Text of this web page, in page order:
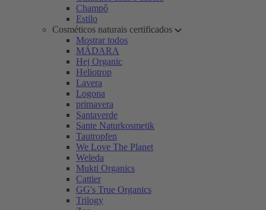
Champô
Estilo
Cosméticos naturais certificados
Mostrar todos
MÁDARA
Hej Organic
Heliotrop
Lavera
Logona
primavera
Santaverde
Sante Naturkosmetik
Tautropfen
We Love The Planet
Weleda
Mukti Organics
Cattier
GG's True Organics
Trilogy